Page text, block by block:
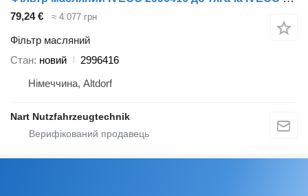
79,24 € ≈ 4 077 грн
Фільтр масляний
Стан новий
2996416
Німеччина, Altdorf
Nart Nutzfahrzeugtechnik